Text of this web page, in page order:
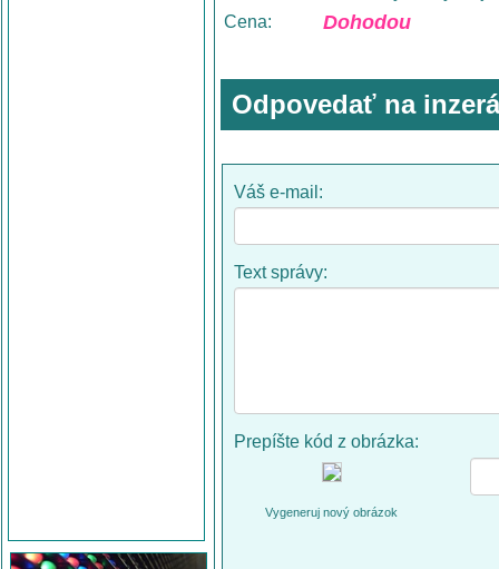
Cena:
Dohodou
Odpovedať na
Váš e-mail:
Text správy:
Prepíšte kód z obrázka:
Vygeneruj nový obrázok